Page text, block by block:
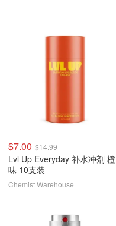
$7.00 $14.99
Lvl Up Everyday 补水冲剂 橙
味 10支装
Chemist Warehouse